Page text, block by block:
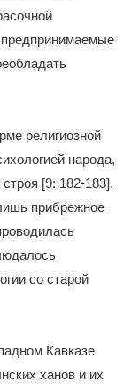
религиозной
народа,
[9: 182-183].
прибрежное
со старой
Кавказе
ханов и их